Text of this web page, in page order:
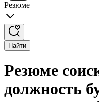
Резюме
Найти
Резюме
должность